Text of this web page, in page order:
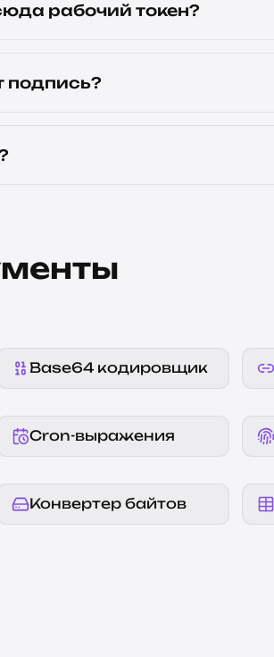
рабочий токен?
подпись?
Base64 кодировщик
Cron-выражения
Конвертер байтов